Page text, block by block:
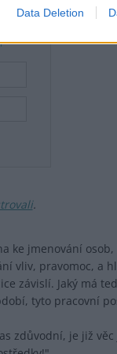
Data Deletion
.
ke jmenování
vliv, pravomoc, a
závislí. Jaký má
tyto pracovní
zdůvodní, je již